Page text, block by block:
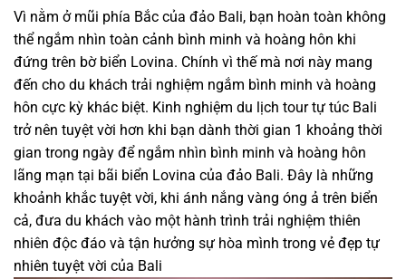
Vì nằm ở mũi phía Bắc của đảo Bali, bạn hoàn toàn không
thể ngắm nhìn toàn cảnh bình minh và hoàng hôn khi
đứng trên bờ biển Lovina. Chính vì thế mà nơi này mang
đến cho du khách trải nghiệm ngắm bình minh và hoàng
hôn cực kỳ khác biệt. Kinh nghiệm du lịch tour tự túc Bali
trở nên tuyệt vời hơn khi bạn dành thời gian 1 khoảng thời
gian trong ngày để ngắm nhìn bình minh và hoàng hôn
lãng mạn tại bãi biển Lovina của đảo Bali. Đây là những
khoảnh khắc tuyệt vời, khi ánh nắng vàng óng ả trên biển
cả, đưa du khách vào một hành trình trải nghiệm thiên
nhiên độc đáo và tận hưởng sự hòa mình trong vẻ đẹp tự
nhiên tuyệt vời của Bali